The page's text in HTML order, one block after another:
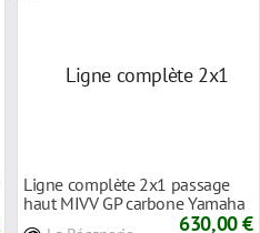
Ligne complète 2x1 passage
haut MIVV GP carbone Yamaha
630,00 €